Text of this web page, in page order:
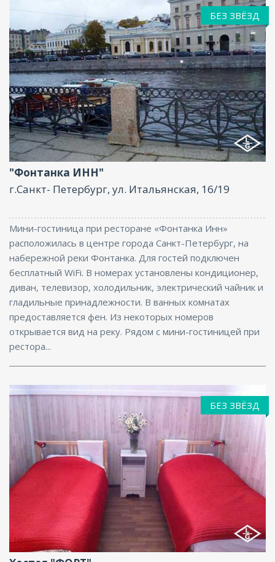
Интернет
БЕЗ ЗВЁЗД
"Фонтанка ИНН"
г.Санкт- Петербург, ул. Итальянская, 16/19
Мини-гостиница при ресторане «Фонтанка Инн»
расположилась в центре города Санкт-Петербург, на
набережной реки Фонтанка. Для гостей подключен
бесплатный WiFi. В номерах установлены кондиционер,
диван, телевизор, холодильник, электрический чайник и
гладильные принадлежности. В ванных комнатах
предоставляется фен. Из некоторых номеров
открывается вид на реку. Рядом с мини-гостиницей при
рестора...
Бар, Парковка, Интернет, Бизнес-центр,
Конференц-зал
БЕЗ ЗВЁЗД